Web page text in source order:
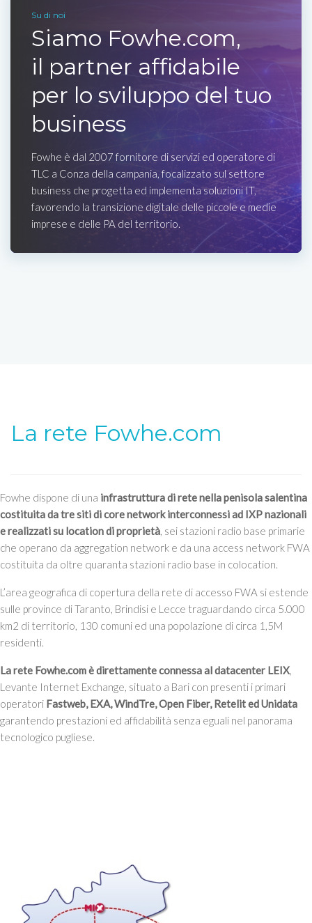
Su di noi
Siamo Fowhe.com,
il partner affidabile
per lo sviluppo del tuo
business
Fowhe è dal 2007 fornitore di servizi ed operatore di
TLC a Conza della campania, focalizzato sul settore
business che progetta ed implementa soluzioni IT,
favorendo la transizione digitale delle piccole e medie
imprese e delle PA del territorio.
La rete Fowhe.com
Fowhe dispone di una infrastruttura di rete nella penisola salentina
costituita da tre siti di core network interconnessi ad IXP nazionali
e realizzati su location di proprietà, sei stazioni radio base primarie
che operano da aggregation network e da una access network FWA
costituita da oltre quaranta stazioni radio base in colocation.
L’area geografica di copertura della rete di accesso FWA si estende
sulle province di Taranto, Brindisi e Lecce traguardando circa 5.000
km2 di territorio, 130 comuni ed una popolazione di circa 1,5M
residenti.
La rete Fowhe.com è direttamente connessa al datacenter LEIX,
Levante Internet Exchange, situato a Bari con presenti i primari
operatori Fastweb, EXA, WindTre, Open Fiber, Retelit ed Unidata
garantendo prestazioni ed affidabilità senza eguali nel panorama
tecnologico pugliese.